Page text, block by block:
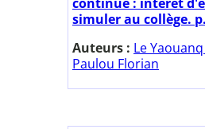
simuler au collège.
Auteurs : Le
Paulou Florian